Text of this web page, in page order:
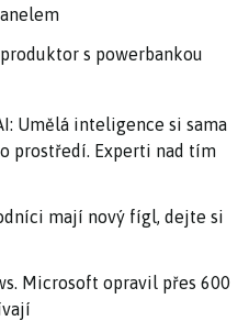
s powerbankou
Umělá inteligence si sama
prostředí. Experti nad tím
mají nový fígl, dejte si
Microsoft opravil přes 600